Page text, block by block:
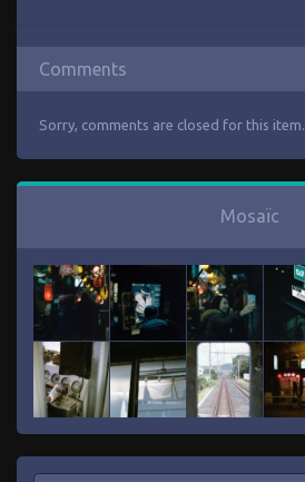
Comments
Sorry, comments are closed for this item.
Mosaïc